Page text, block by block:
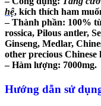
hệ, kích thích ham
– Thành phần: 100%
rossica, Pilous antler,
Ginseng, Medlar,
other precious
– Hàm lượng: 7000mg.
Hướng dẫn sử